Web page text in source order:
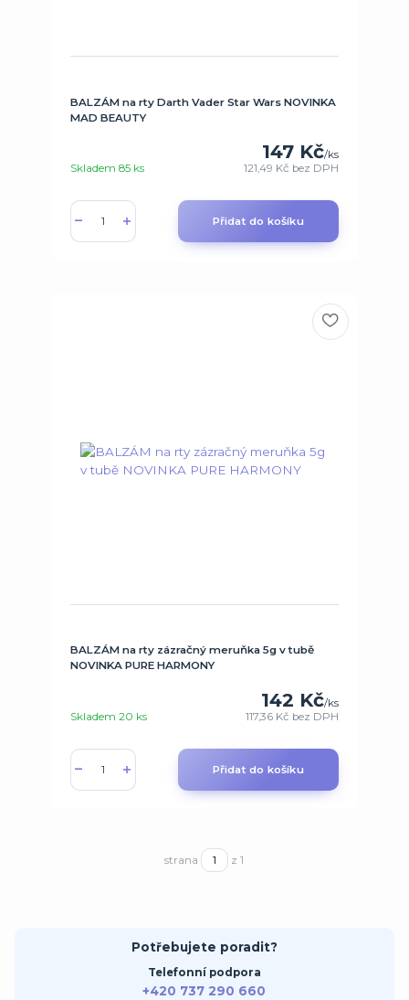
BALZÁM na rty Darth Vader Star Wars NOVINKA
MAD BEAUTY
147 Kč/ks
121,49 Kč bez DPH
Skladem 85 ks
Přidat do košíku
BALZÁM na rty zázračný meruňka 5g v tubě
NOVINKA PURE HARMONY
142 Kč/ks
117,36 Kč bez DPH
Skladem 20 ks
Přidat do košíku
strana z 1
Potřebujete poradit?
Telefonní podpora
+420 737 290 660